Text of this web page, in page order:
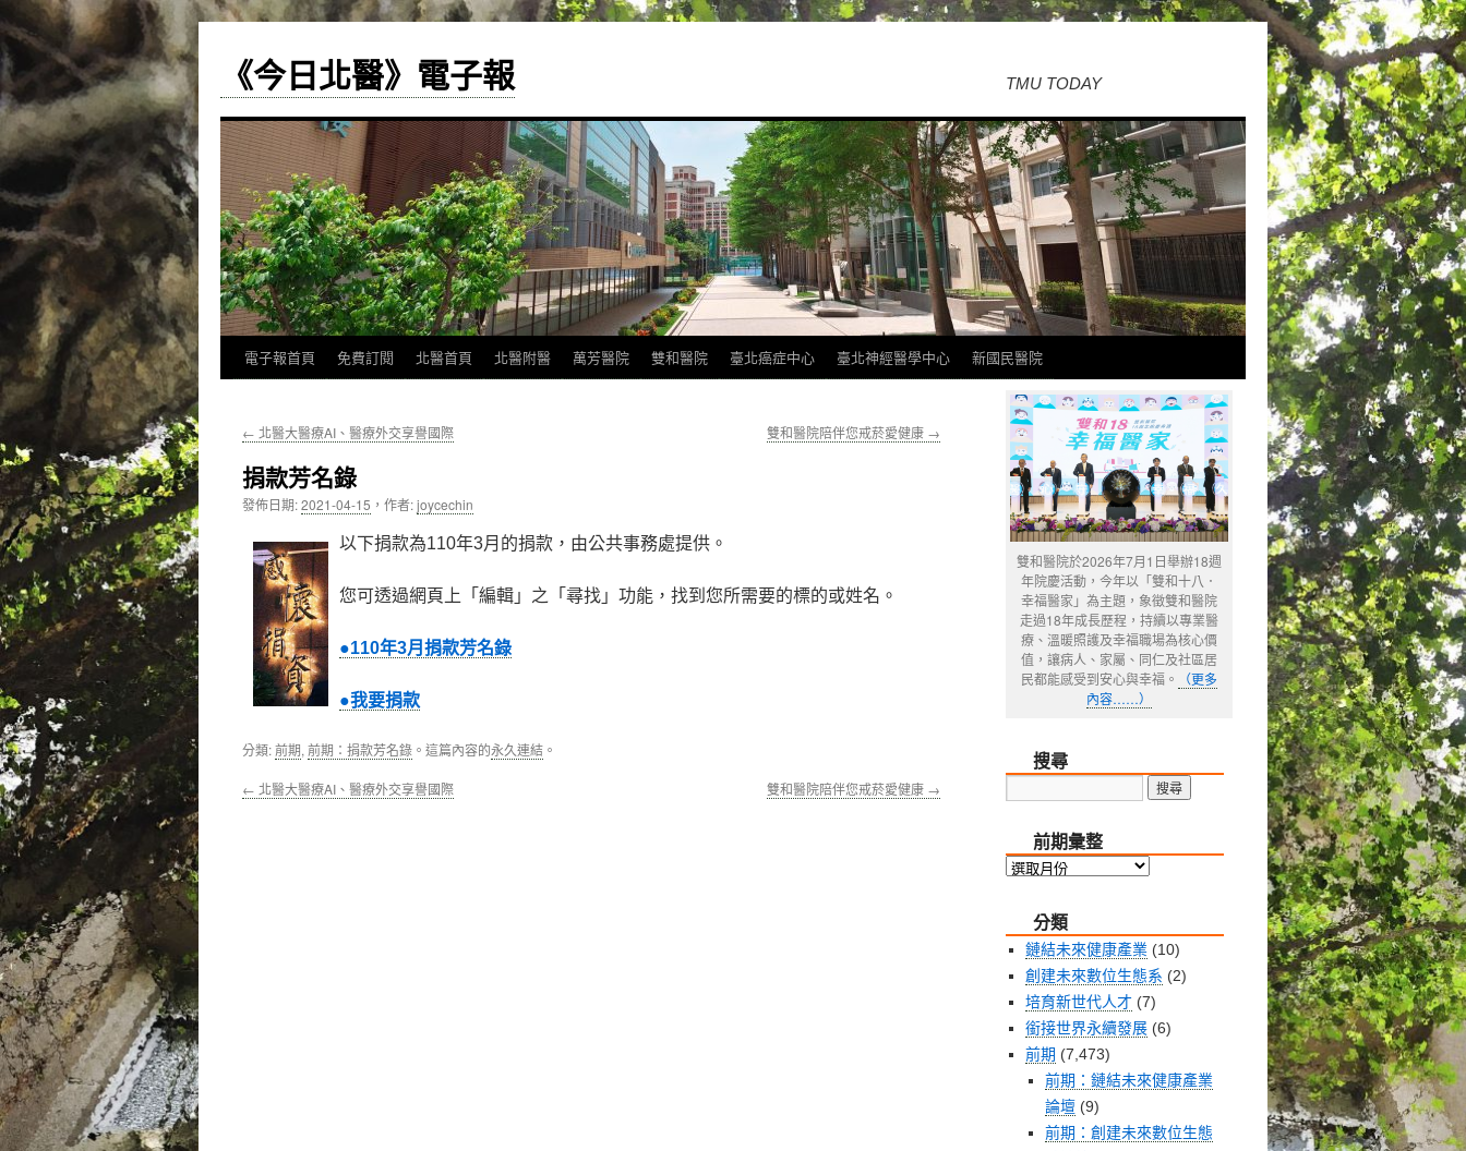
《今日北醫》電子報 TMU TODAY
跳
主
要
電子報首頁 免費訂閱 北醫首頁 北醫附醫 萬芳醫院 雙和醫院 臺北癌症中心 臺北神經醫學中心 新國民醫院
← 北醫大醫療AI、醫療外交享譽國際 雙和醫院陪伴您戒菸愛健康 →
捐款芳名錄
發佈日期:2021-04-15 ， 作者:joycechin
以下捐款為110年3月的捐款，由公共事務處提供。
您可透過網頁上「編輯」之「尋找」功能，找到您所需要的標的或姓名。
●110年3月捐款芳名錄
●我要捐款
分類:前期, 前期：捐款芳名錄 。這篇內容的永久連結 。
← 北醫大醫療AI、醫療外交享譽國際 雙和醫院陪伴您戒菸愛健康 →
雙和醫院於2026年7月1日舉辦18週
年院慶活動，今年以「雙和十八．
幸福醫家」為主題，象徵雙和醫院
走過18年成長歷程，持續以專業醫
療、溫暖照護及幸福職場為核心價
值，讓病人、家屬、同仁及社區居
民都能感受到安心與幸福。
（更多
內容……）
搜尋
前期彙整
前
整
分類
鏈結未來健康產業 (10)
創建未來數位生態系 (2)
培育新世代人才 (7)
銜接世界永續發展 (6)
前期 (7,473)
前期：鏈結未來健康產業
論壇 (9)
前期：創建未來數位生態